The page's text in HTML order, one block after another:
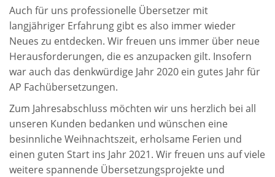
Auch für uns professionelle Übersetzer mit
langjähriger Erfahrung gibt es also immer wieder
Neues zu entdecken. Wir freuen uns immer über neue
Herausforderungen, die es anzupacken gilt. Insofern
war auch das denkwürdige Jahr 2020 ein gutes Jahr für
AP Fachübersetzungen.
Zum Jahresabschluss möchten wir uns herzlich bei all
unseren Kunden bedanken und wünschen eine
besinnliche Weihnachtszeit, erholsame Ferien und
einen guten Start ins Jahr 2021. Wir freuen uns auf viele
weitere spannende Übersetzungsprojekte und